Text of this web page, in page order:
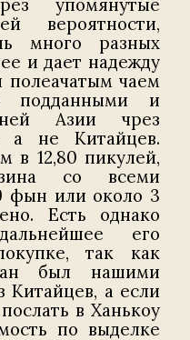
упомянутые
вероятности,
много разных
и дает надежду
полеачатым чаем
и
Азии чрез
а не Китайцев.
в 12,80 пикулей,
со всеми
фын или около 3
Есть однако
его
так как
был нашими
Китайцев, а если
в Ханькоу
по выделке